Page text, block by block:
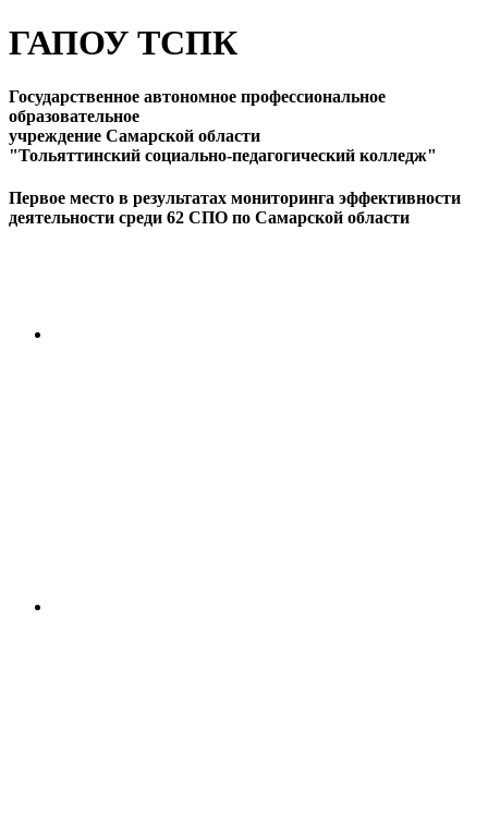
ГАПОУ ТСПК
Государственное автономное профессиональное
образовательное
учреждение Самарской области
"Тольяттинский социально-педагогический колледж"
Первое место в результатах мониторинга эффективности
деятельности среди 62 СПО по Самарской области